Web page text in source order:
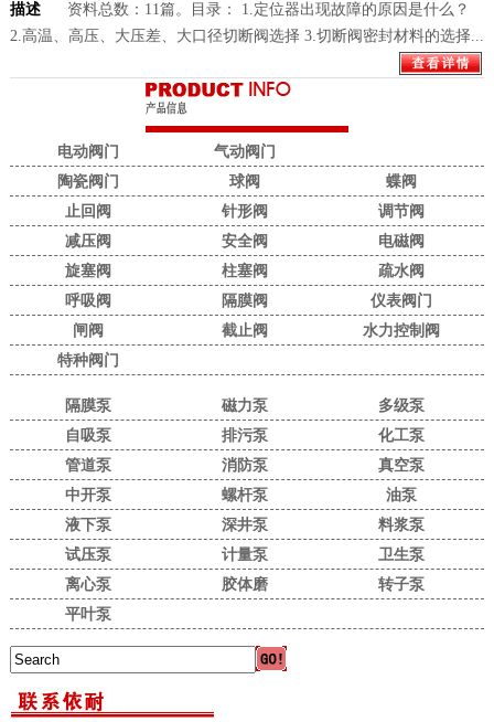
描述
资料总数：11篇。目录： 1.定位器出现故障的原因是什么？
2.高温、高压、大压差、大口径切断阀选择 3.切断阀密封材料的选择...
电动阀门
气动阀门
陶瓷阀门
球阀
蝶阀
止回阀
针形阀
调节阀
减压阀
安全阀
电磁阀
旋塞阀
柱塞阀
疏水阀
呼吸阀
隔膜阀
仪表阀门
闸阀
截止阀
水力控制阀
特种阀门
隔膜泵 磁力泵
多级泵
自吸泵
排污泵
化工泵
管道泵
消防泵
真空泵
中开泵
螺杆泵
油泵
液下泵
深井泵
料浆泵
试压泵
计量泵
卫生泵
离心泵
胶体磨
转子泵
平叶泵